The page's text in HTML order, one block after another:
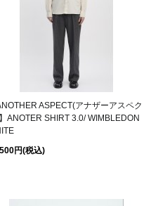
ASPECT(アナザーアスペク
ANOTER SHIRT 3.0/ WIMBLEDON
円(税込)